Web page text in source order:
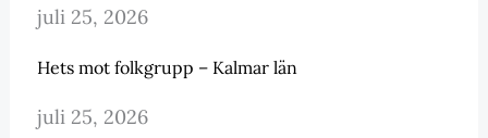
juli 25, 2026
Hets mot folkgrupp – Kalmar län
juli 25, 2026